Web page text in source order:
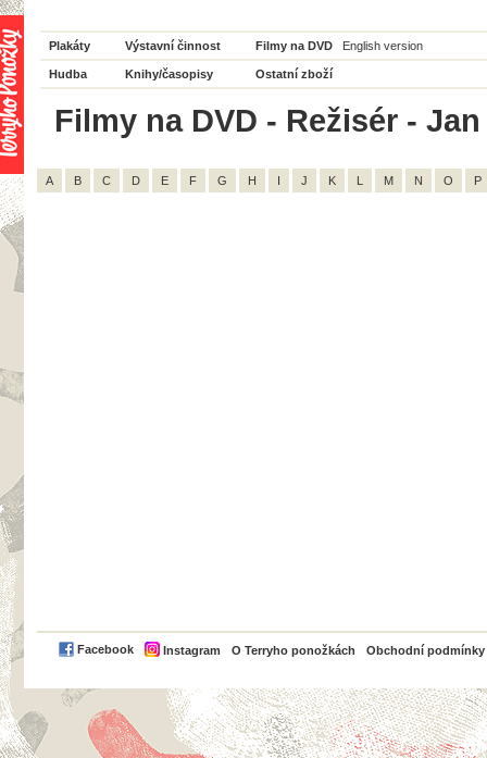
Plakáty Výstavní činnost Filmy na DVD English version
Hudba Knihy/časopisy Ostatní zboží
Filmy na DVD - Režisér -
A B C D E F G H I J K L M N O P
Facebook Instagram O Terryho ponožkách Obchodní podmínky
PayPal